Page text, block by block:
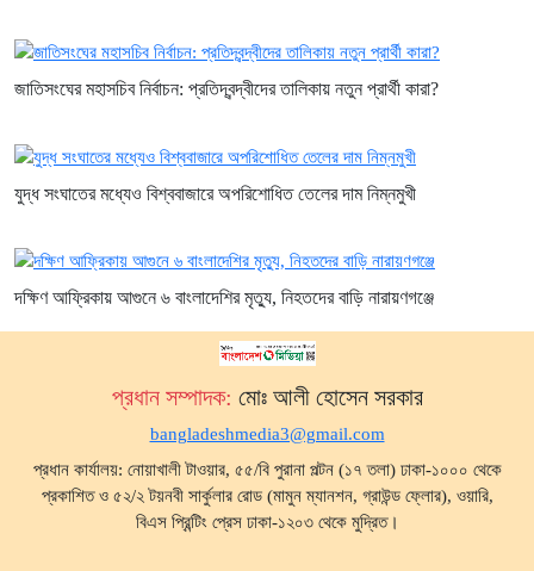
জাতিসংঘের মহাসচিব নির্বাচন: প্রতিদ্বন্দ্বীদের তালিকায় নতুন প্রার্থী কারা?
যুদ্ধ সংঘাতের মধ্যেও বিশ্ববাজারে অপরিশোধিত তেলের দাম নিম্নমুখী
দক্ষিণ আফ্রিকায় আগুনে ৬ বাংলাদেশির মৃত্যু, নিহতদের বাড়ি নারায়ণগঞ্জে
প্রধান সম্পাদক: মোঃ আলী হোসেন সরকার
bangladeshmedia3@gmail.com
প্রধান কার্যালয়: নোয়াখালী টাওয়ার, ৫৫/বি পুরানা পল্টন (১৭ তলা) ঢাকা-১০০০ থেকে
প্রকাশিত ও ৫২/২ টয়নবী সার্কুলার রোড (মামুন ম্যানশন, গ্রাউন্ড ফ্লোর), ওয়ারি,
বিএস প্রিন্টিং প্রেস ঢাকা-১২০৩ থেকে মুদ্রিত।